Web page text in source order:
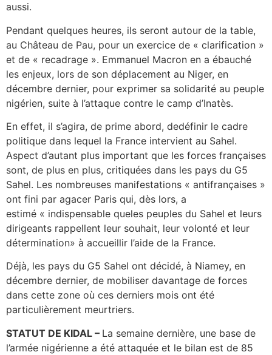
aussi.
Pendant quelques heures, ils seront autour de la table,
au Château de Pau, pour un exercice de « clarification »
et de « recadrage ». Emmanuel Macron en a ébauché
les enjeux, lors de son déplacement au Niger, en
décembre dernier, pour exprimer sa solidarité au peuple
nigérien, suite à l’attaque contre le camp d’Inatès.
En effet, il s’agira, de prime abord, dedéfinir le cadre
politique dans lequel la France intervient au Sahel.
Aspect d’autant plus important que les forces françaises
sont, de plus en plus, critiquées dans les pays du G5
Sahel. Les nombreuses manifestations « antifrançaises »
ont fini par agacer Paris qui, dès lors, a
estimé « indispensable queles peuples du Sahel et leurs
dirigeants rappellent leur souhait, leur volonté et leur
détermination» à accueillir l’aide de la France.
Déjà, les pays du G5 Sahel ont décidé, à Niamey, en
décembre dernier, de mobiliser davantage de forces
dans cette zone où ces derniers mois ont été
particulièrement meurtriers.
STATUT DE KIDAL – La semaine dernière, une base de
l’armée nigérienne a été attaquée et le bilan est de 85